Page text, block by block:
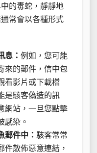
的毒蛇，靜靜地
常會以各種形式
息： 例如，您可能
來的郵件，信中包
看影片或下載檔
是駭客偽造的訊
網站，一旦您點擊
感染。
郵件中： 駭客常常
件散佈惡意連結，